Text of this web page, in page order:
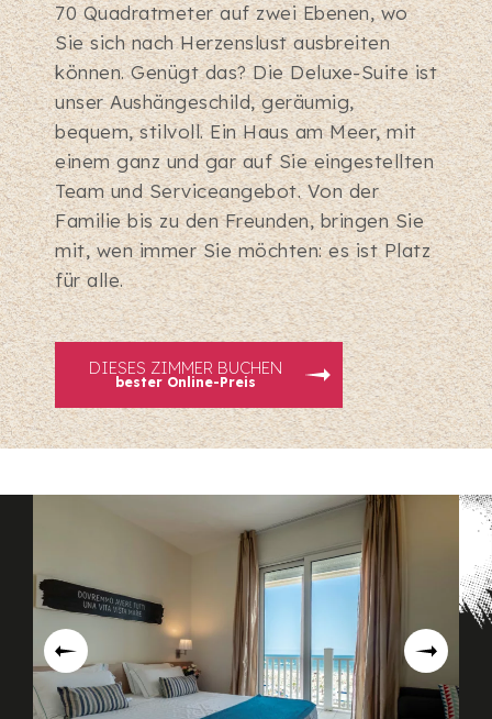
70 Quadratmeter auf zwei Ebenen, wo
Sie sich nach Herzenslust ausbreiten
können. Genügt das? Die Deluxe-Suite ist
unser Aushängeschild, geräumig,
bequem, stilvoll. Ein Haus am Meer, mit
einem ganz und gar auf Sie eingestellten
Team und Serviceangebot. Von der
Familie bis zu den Freunden, bringen Sie
mit, wen immer Sie möchten: es ist Platz
für alle.
DIESES ZIMMER BUCHEN
bester Online-Preis